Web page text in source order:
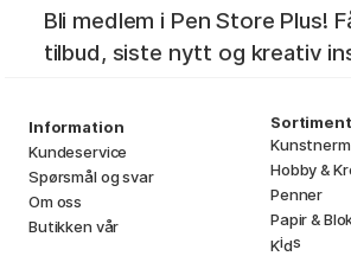
Bli medlem i Pen Store Plus!
tilbud, siste nytt og kreativ
Information
Kundeservice
Spørsmål og svar
Om oss
Butikken vår
Sortiment
Hobby &
Penner
Papir &
Kids